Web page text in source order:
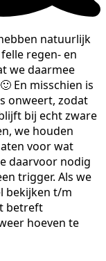
natuurlijk
regen- en
we daarmee
En misschien is
onweert, zodat
bij echt zware
we houden
voor wat
daarvoor nodig
trigger. Als we
bekijken t/m
betreft
hoeven te